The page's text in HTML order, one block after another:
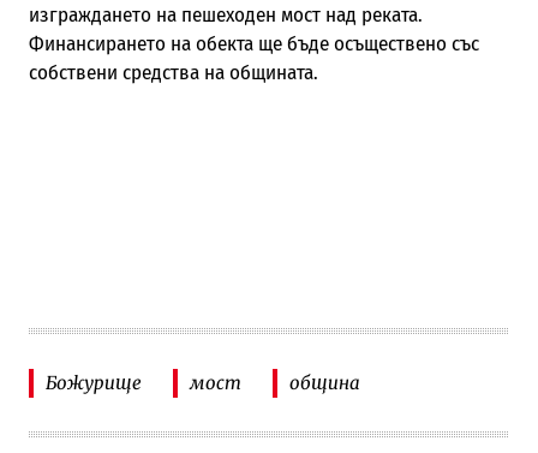
изграждането на пешеходен мост над реката.
Финансирането на обекта ще бъде осъществено със
собствени средства на общината.
Божурище мост община